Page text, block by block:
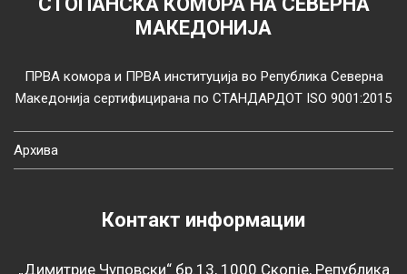
МАКЕДОНИЈА
ПРВА комора и ПРВА институција во Република Северна
Македонија сертифицирана по СТАНДАРДОТ ISO 9001:2015
Архива
Контакт информации
„Димитрие Чуповски“ бр.13, 1000 Скопје, Република